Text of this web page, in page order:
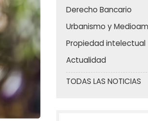
TODAS LAS NOTICIAS
Derecho Bancario
Urbanismo y
Propiedad intelectual
Actualidad